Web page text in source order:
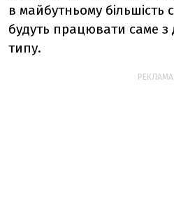
в майбутньому більшість
будуть працювати саме з
типу.
РЕКЛАМА: